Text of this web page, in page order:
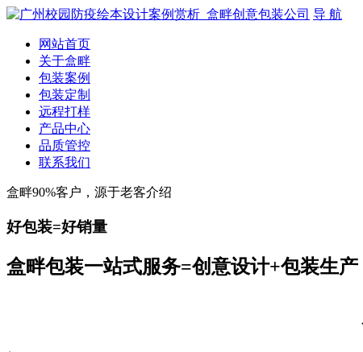
导 航
网站首页
关于盒畔
包装案例
包装定制
远程打样
产品中心
品质管控
联系我们
盒畔90%客户，源于老客介绍
好包装=好销量
盒畔包装一站式服务=创意设计+包装生产